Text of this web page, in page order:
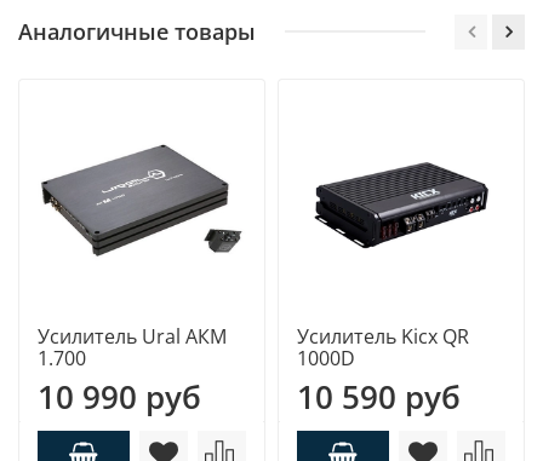
Аналогичные товары
Усилитель Ural АКM
1.700
10 990 руб
Усилитель Kicx QR
1000D
10 590 руб